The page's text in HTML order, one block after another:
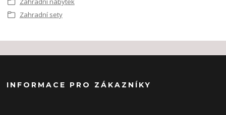
Zahradní sety
INFORMACE PRO ZÁKAZNÍKY